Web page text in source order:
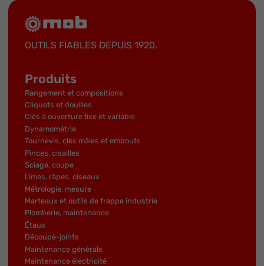
OUTILS FIABLES DEPUIS 1920.
Produits
Rangement et compositions
Cliquets et douilles
Clés à ouverture fixe et variable
Dynamométrie
Tournevis, clés mâles et embouts
Pinces, cisailles
Sciage, coupe
Limes, râpes, ciseaux
Métrologie, mesure
Marteaux et outils de frappe industrie
Plomberie, maintenance
Étaux
Découpe-joints
Maintenance générale
Maintenance électricité